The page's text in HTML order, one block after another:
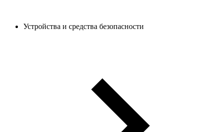
Устройства и средства безопасности